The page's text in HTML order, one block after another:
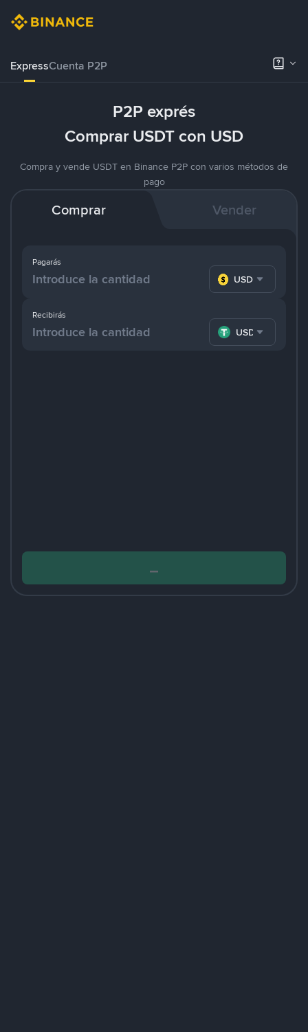
ExpressCuenta P2P
P2P exprés
Comprar USDT con USD
Compra y vende USDT en Binance P2P con varios métodos de
pago
Comprar Vender
Pagarás
USD
Recibirás
USDT